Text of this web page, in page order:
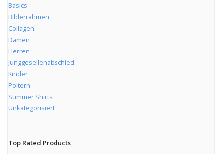
Basics
Bilderrahmen
Collagen
Damen
Herren
Junggesellenabschied
Kinder
Poltern
Summer Shirts
Unkategorisiert
Top Rated Products